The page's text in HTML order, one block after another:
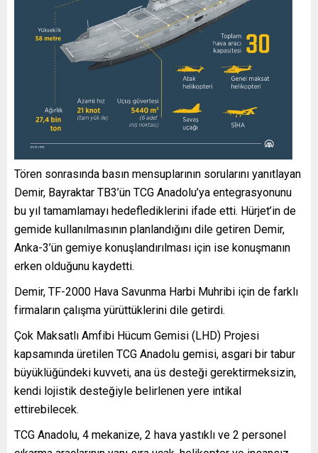
Tören sonrasında basın mensuplarının sorularını yanıtlayan
Demir, Bayraktar TB3’ün TCG Anadolu’ya entegrasyonunu
bu yıl tamamlamayı hedeflediklerini ifade etti. Hürjet’in de
gemide kullanılmasının planlandığını dile getiren Demir,
Anka-3’ün gemiye konuşlandırılması için ise konuşmanın
erken olduğunu kaydetti.
Demir, TF-2000 Hava Savunma Harbi Muhribi için de farklı
firmaların çalışma yürüttüklerini dile getirdi.
Çok Maksatlı Amfibi Hücum Gemisi (LHD) Projesi
kapsamında üretilen TCG Anadolu gemisi, asgari bir tabur
büyüklüğündeki kuvveti, ana üs desteği gerektirmeksizin,
kendi lojistik desteğiyle belirlenen yere intikal
ettirebilecek.
TCG Anadolu, 4 mekanize, 2 hava yastıklı ve 2 personel